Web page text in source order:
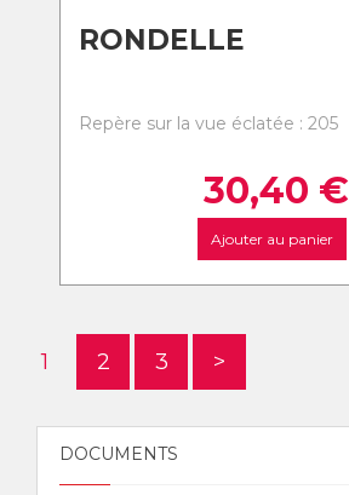
RONDELLE
Repère sur la vue éclatée : 205
30,40 €
Ajouter au panier
1 2 3 >
DOCUMENTS